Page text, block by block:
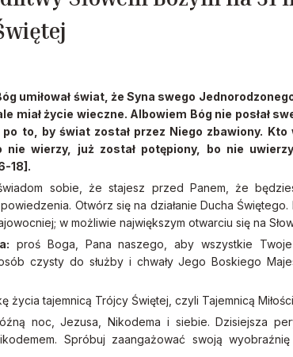
umiłował świat, że Syna swego
miał życie wieczne. Albowiem Bóg nie posłał
to, by świat został przez Niego zbawiony. Kto
wierzy, już został potępiony, bo nie
18].
sobie, że stajesz przed Panem, że
Otwórz się na działanie Ducha
w możliwie największym otwarciu się na
proś Boga, Pana naszego, aby wszystkie Twoje
czysty do służby i chwały Jego Boskiego
życia tajemnicą Trójcy Świętej, czyli Tajemnicą
noc, Jezusa, Nikodema i siebie. Dzisiejsza
Spróbuj zaangażować swoją